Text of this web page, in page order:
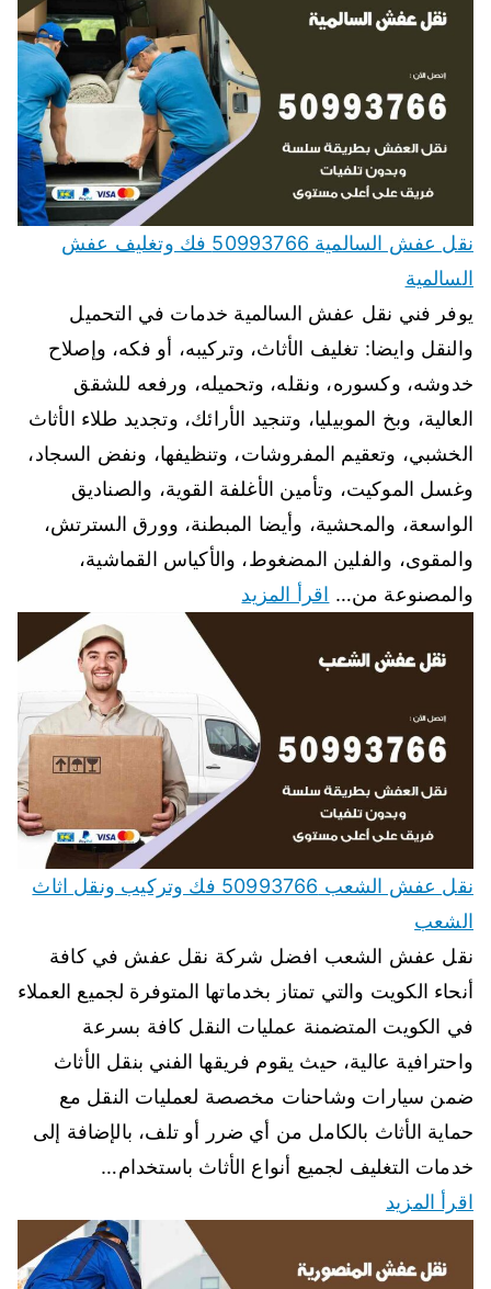
نقل عفش السالمية 50993766 فك وتغليف عفش
السالمية
يوفر فني نقل عفش السالمية خدمات في التحميل
والنقل وايضا: تغليف الأثاث، وتركيبه، أو فكه، وإصلاح
خدوشه، وكسوره، ونقله، وتحميله، ورفعه للشقق
العالية، وبخ الموبيليا، وتنجيد الأرائك، وتجديد طلاء الأثاث
الخشبي، وتعقيم المفروشات، وتنظيفها، ونفض السجاد،
وغسل الموكيت، وتأمين الأغلفة القوية، والصناديق
الواسعة، والمحشية، وأيضا المبطنة، وورق السترتش،
والمقوى، والفلين المضغوط، والأكياس القماشية،
والمصنوعة من… اقرأ المزيد
نقل عفش الشعب 50993766 فك وتركيب ونقل اثاث
الشعب
نقل عفش الشعب افضل شركة نقل عفش في كافة
أنحاء الكويت والتي تمتاز بخدماتها المتوفرة لجميع العملاء
في الكويت المتضمنة عمليات النقل كافة بسرعة
واحترافية عالية، حيث يقوم فريقها الفني بنقل الأثاث
ضمن سيارات وشاحنات مخصصة لعمليات النقل مع
حماية الأثاث بالكامل من أي ضرر أو تلف، بالإضافة إلى
خدمات التغليف لجميع أنواع الأثاث باستخدام…
اقرأ المزيد